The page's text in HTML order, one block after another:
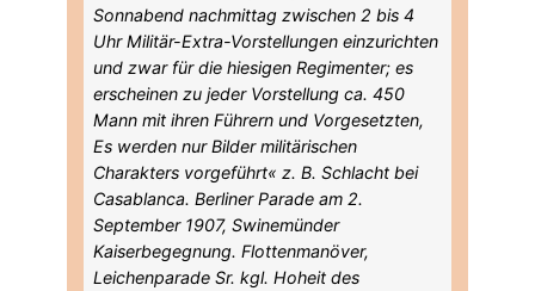
Sonnabend nachmittag zwischen 2 bis 4
Uhr Militär-Extra-Vorstellungen einzurichten
und zwar für die hiesigen Regimenter; es
erscheinen zu jeder Vorstellung ca. 450
Mann mit ihren Führern und Vorgesetzten,
Es werden nur Bilder militärischen
Charakters vorgeführt« z. B. Schlacht bei
Casablanca. Berliner Parade am 2.
September 1907, Swinemünder
Kaiserbegegnung. Flottenmanöver,
Leichenparade Sr. kgl. Hoheit des